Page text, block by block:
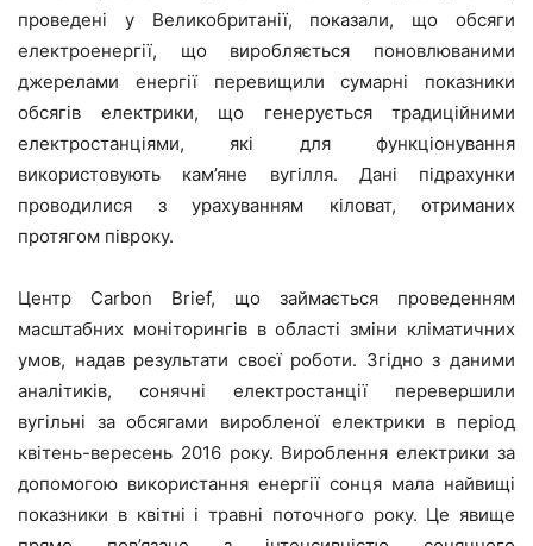
проведені у Великобританії, показали, що обсяги
електроенергії, що виробляється поновлюваними
джерелами енергії перевищили сумарні показники
обсягів електрики, що генерується традиційними
електростанціями, які для функціонування
використовують кам’яне вугілля. Дані підрахунки
проводилися з урахуванням кіловат, отриманих
протягом півроку.
Центр Carbon Brief, що займається проведенням
масштабних моніторингів в області зміни кліматичних
умов, надав результати своєї роботи. Згідно з даними
аналітиків, сонячні електростанції перевершили
вугільні за обсягами виробленої електрики в період
квітень-вересень 2016 року. Вироблення електрики за
допомогою використання енергії сонця мала найвищі
показники в квітні і травні поточного року. Це явище